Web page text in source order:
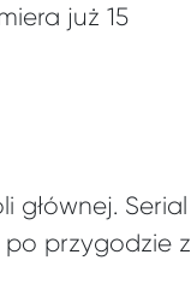
już 15
głównej. Serial
przygodzie z